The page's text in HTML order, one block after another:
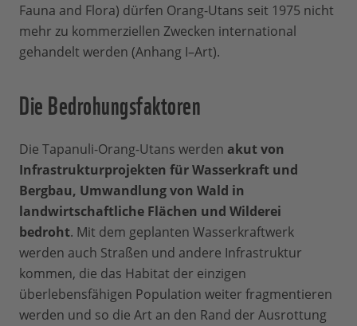
Fauna and Flora) dürfen Orang-Utans seit 1975 nicht
mehr zu kommerziellen Zwecken international
gehandelt werden (Anhang I–Art).
Die Bedrohungsfaktoren
Die Tapanuli-Orang-Utans werden akut von
Infrastrukturprojekten für Wasserkraft und
Bergbau, Umwandlung von Wald in
landwirtschaftliche Flächen und Wilderei
bedroht. Mit dem geplanten Wasserkraftwerk
werden auch Straßen und andere Infrastruktur
kommen, die das Habitat der einzigen
überlebensfähigen Population weiter fragmentieren
werden und so die Art an den Rand der Ausrottung